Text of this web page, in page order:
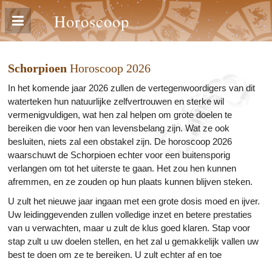
Horoscoop
Schorpioen Horoscoop 2026
In het komende jaar 2026 zullen de vertegenwoordigers van dit
waterteken hun natuurlijke zelfvertrouwen en sterke wil
vermenigvuldigen, wat hen zal helpen om grote doelen te
bereiken die voor hen van levensbelang zijn. Wat ze ook
besluiten, niets zal een obstakel zijn. De horoscoop 2026
waarschuwt de Schorpioen echter voor een buitensporig
verlangen om tot het uiterste te gaan. Het zou hen kunnen
afremmen, en ze zouden op hun plaats kunnen blijven steken.
U zult het nieuwe jaar ingaan met een grote dosis moed en ijver.
Uw leidinggevenden zullen volledige inzet en betere prestaties
van u verwachten, maar u zult de klus goed klaren. Stap voor
stap zult u uw doelen stellen, en het zal u gemakkelijk vallen uw
best te doen om ze te bereiken. U zult echter af en toe